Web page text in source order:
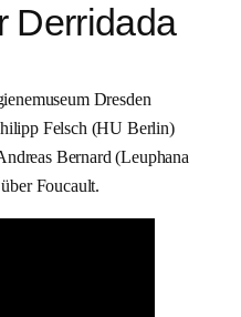
Derridada
Dresden
Felsch (HU Berlin)
Bernard (Leuphana
Foucault.